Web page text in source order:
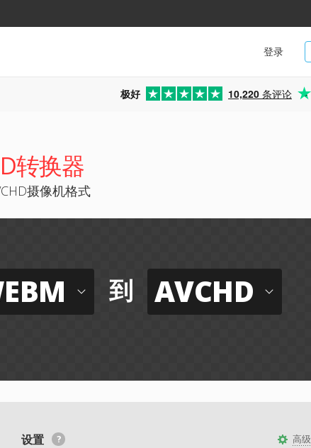
登录
极好 10,220 条评论
转换器
摄像机格式
到 AVCHD
高级
设置